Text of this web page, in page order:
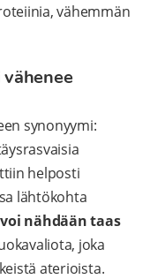
vähemmän
synonyymi:
helposti
lähtökohta
nähdään taas
joka
aterioista.